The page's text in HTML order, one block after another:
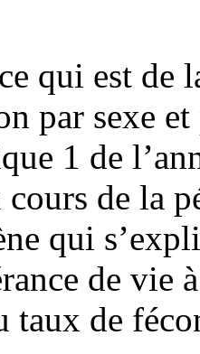
qui est de
par sexe
1 de
de la
qui
de vie
taux de